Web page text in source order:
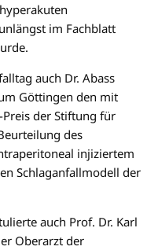
im Fachblatt
auch Dr. Abass
Göttingen den mit
der Stiftung für
des
injiziertem
Schlaganfallmodell der
auch Prof. Dr. Karl
Oberarzt der